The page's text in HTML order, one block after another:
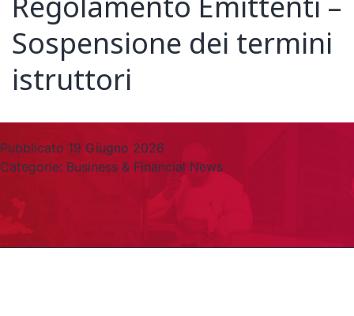
Sospensione dei termini
istruttori
Pubblicato 19 Giugno 2026
Categorie: Business & Financial News